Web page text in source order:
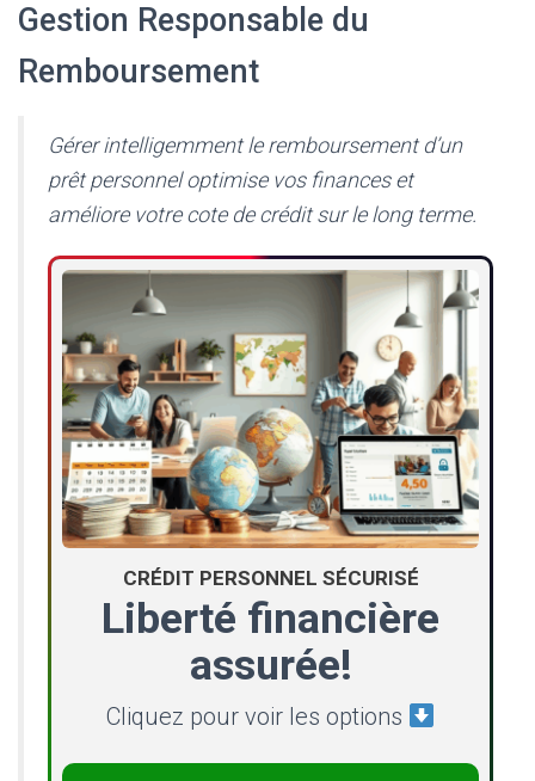
Gestion Responsable du
Remboursement
Gérer intelligemment le remboursement d’un
prêt personnel optimise vos finances et
améliore votre cote de crédit sur le long terme.
CRÉDIT PERSONNEL SÉCURISÉ
Liberté financière
assurée!
Cliquez pour voir les options